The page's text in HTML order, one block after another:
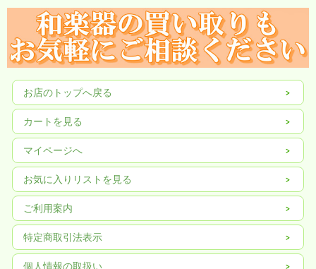
お店のトップへ戻る
カートを見る
マイページへ
お気に入りリストを見る
ご利用案内
特定商取引法表示
個人情報の取扱い